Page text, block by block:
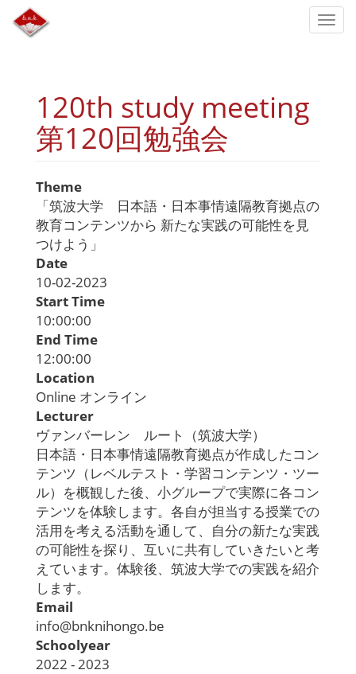
Skip
120th study meeting
第120回勉強会
Theme
「筑波大学 日本語・日本事情遠隔教育拠点の
教育コンテンツから 新たな実践の可能性を見
つけよう」
Date
10-02-2023
Start Time
10:00:00
End Time
12:00:00
Location
Online オンライン
Lecturer
ヴァンバーレン ルート（筑波大学）
日本語・日本事情遠隔教育拠点が作成したコン
テンツ（レベルテスト・学習コンテンツ・ツー
ル）を概観した後、小グループで実際に各コン
テンツを体験します。各自が担当する授業での
活用を考える活動を通して、自分の新たな実践
の可能性を探り、互いに共有していきたいと考
えています。体験後、筑波大学での実践を紹介
します。
Email
info@bnknihongo.be
Schoolyear
2022 - 2023